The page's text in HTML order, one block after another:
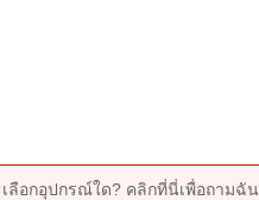
ลือกอุปกรณ์ใด? คลิกที่นี่เพื่อถามฉัน